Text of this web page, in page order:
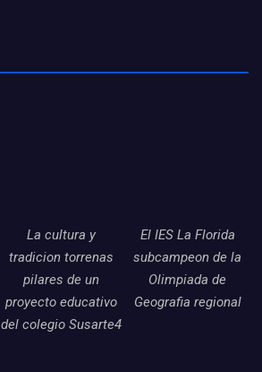
La cultura y
tradicion torrenas
pilares de un
proyecto educativo
del colegio Susarte4
El IES La Florida
subcampeon de la
Olimpiada de
Geografia regional